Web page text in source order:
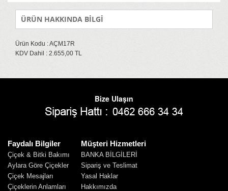
ÜRÜN HAKKINDA BİLGİ
Ürün Kodu : AÇM17R
KDV Dahil : 2.655,00 TL
Bize Ulaşın
Faydalı Bilgiler
Çiçek & Bitki Bakımı
Aylara Göre Çiçekler
Çiçek Mesajları
Çiçeklerin Anlamları
Müşteri Hizmetleri
BANKA BİLGİLERİ
Sipariş ve Teslimat
Yasal Haklar
Hakkımızda